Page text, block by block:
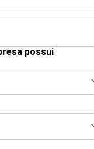
possui